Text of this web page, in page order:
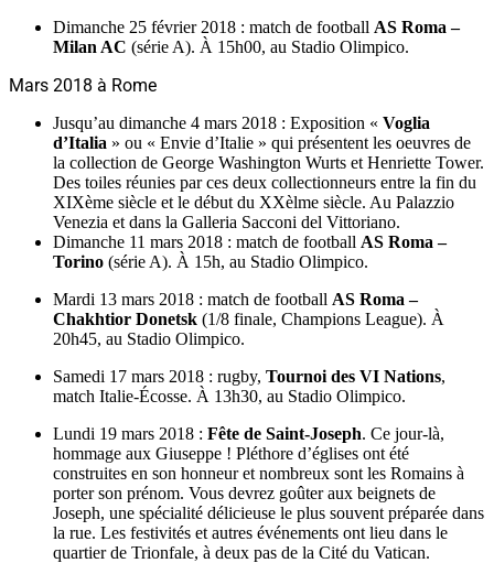
Dimanche 25 février 2018 : match de football AS Roma –
Milan AC (série A). À 15h00, au Stadio Olimpico.
Mars 2018 à Rome
Jusqu’au dimanche 4 mars 2018 : Exposition « Voglia
d’Italia » ou « Envie d’Italie » qui présentent les oeuvres de
la collection de George Washington Wurts et Henriette Tower.
Des toiles réunies par ces deux collectionneurs entre la fin du
XIXème siècle et le début du XXèlme siècle. Au Palazzio
Venezia et dans la Galleria Sacconi del Vittoriano.
Dimanche 11 mars 2018 : match de football AS Roma –
Torino (série A). À 15h, au Stadio Olimpico.
Mardi 13 mars 2018 : match de football AS Roma –
Chakhtior Donetsk (1/8 finale, Champions League). À
20h45, au Stadio Olimpico.
Samedi 17 mars 2018 : rugby, Tournoi des VI Nations,
match Italie-Écosse. À 13h30, au Stadio Olimpico.
Lundi 19 mars 2018 : Fête de Saint-Joseph. Ce jour-là,
hommage aux Giuseppe ! Pléthore d’églises ont été
construites en son honneur et nombreux sont les Romains à
porter son prénom. Vous devrez goûter aux beignets de
Joseph, une spécialité délicieuse le plus souvent préparée dans
la rue. Les festivités et autres événements ont lieu dans le
quartier de Trionfale, à deux pas de la Cité du Vatican.